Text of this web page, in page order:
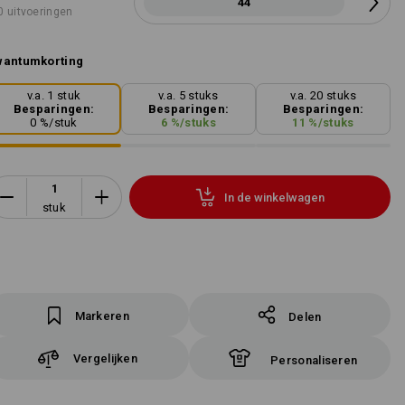
uitvoeringen
v.a. 1 stuk
Besparingen:
0 %/stuk
v.a. 5 stuks
Besparingen:
6 %/stuks
v.a. 20 stuks
Besparingen:
11 %/stuks
stuk
In de winkelwagen
Markeren Delen
Vergelijken Personaliseren